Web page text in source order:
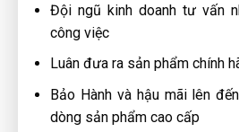
Đội ngũ kinh doanh tư vấn
công việc
Luân đưa ra sản phẩm chính
Bảo Hành và hậu mãi lên
dòng sản phẩm cao cấp